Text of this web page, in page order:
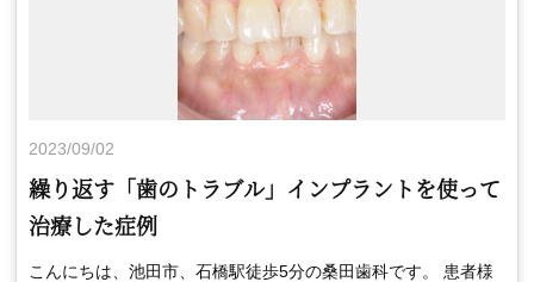
2023/09/02
繰り返す「歯のトラブル」インプラントを使って
治療した症例
こんにちは、池田市、石橋駅徒歩5分の桑田歯科です。 患者様